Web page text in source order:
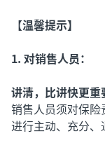
【温馨提示】
1. 对销售人员：
讲清，比讲快更重
销售人员须对保
进行主动、充分、